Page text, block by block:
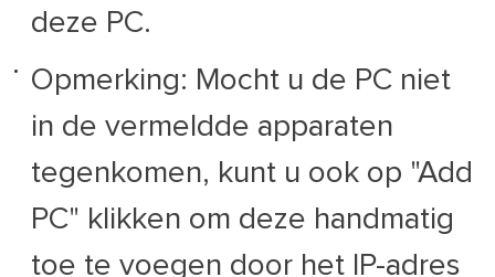
deze PC.
Opmerking: Mocht u de PC niet
in de vermeldde apparaten
tegenkomen, kunt u ook op "Add
PC" klikken om deze handmatig
toe te voegen door het IP-adres